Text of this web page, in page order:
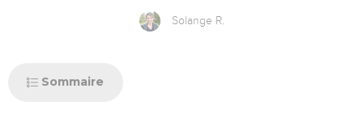
Solange R.
Sommaire